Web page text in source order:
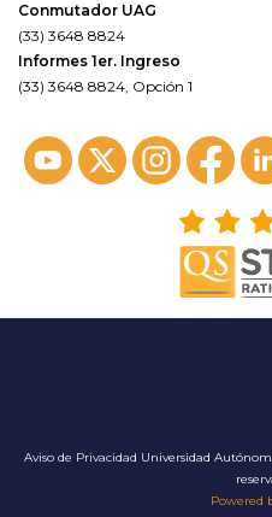
Conmutador UAG
(33) 3648 8824
Informes 1er. Ingreso
(33) 3648 8824, Opción 1
Aviso de Privacidad Universidad
Powered